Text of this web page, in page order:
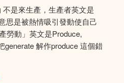
是來生產，生產者英文是
思是被熱情吸引發動使自己
勞動」英文是Produce,
generate 解作produce 這個錯